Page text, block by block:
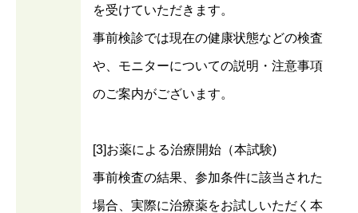
を受けていただきます。
事前検診では現在の健康状態などの検査
や、モニターについての説明・注意事項
のご案内がございます。
[3]お薬による治療開始（本試験)
事前検査の結果、参加条件に該当された
場合、実際に治療薬をお試しいただく本